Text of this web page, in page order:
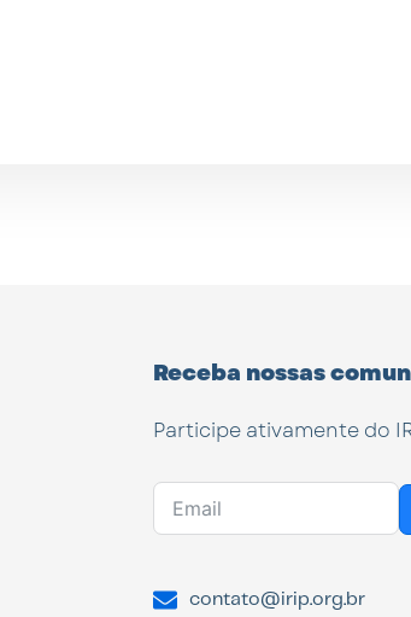
Receba nossas
Participe ativamente do
contato@irip.org.br